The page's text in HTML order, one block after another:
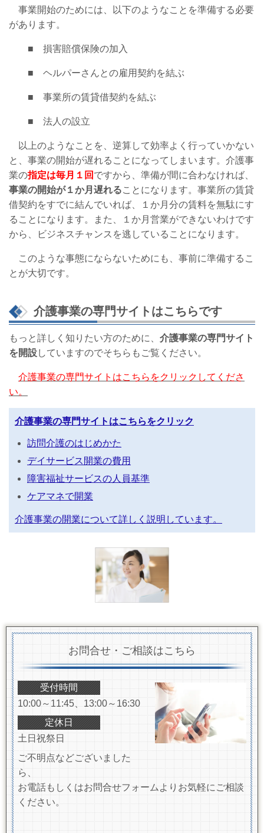
事業開始のためには、以下のようなことを準備する必要
があります。
■ 損害賠償保険の加入
■ ヘルパーさんとの雇用契約を結ぶ
■ 事業所の賃貸借契約を結ぶ
■ 法人の設立
以上のようなことを、逆算して効率よく行っていかない
と、事業の開始が遅れることになってしまいます。介護事
業の指定は毎月１回 ですから、準備が間に合わなければ、
事業の開始が１か月遅れることになります。事業所の賃貸
借契約をすでに結んでいれば、１か月分の賃料を無駄にす
ることになります。また、１か月営業ができないわけです
から、ビジネスチャンスを逃していることになります。
このような事態にならないためにも、事前に準備するこ
とが大切です。
介護事業の専門サイトはこちらです
もっと詳しく知りたい方のために、 介護事業の専門サイト
を開設していますのでそちらもご覧ください。
介護事業の専門サイトはこちらをクリックしてくださ
い。
介護事業の専門サイトはこちらをクリック
訪問介護のはじめかた
デイサービス開業の費用
障害福祉サービスの人員基準
ケアマネで開業
介護事業の開業について詳しく説明しています。
お問合せ・ご相談はこちら
受付時間
10:00～11:45、13:00～16:30
定休日
土日祝祭日
ご不明点などございました
ら、
お電話もしくはお問合せフォームよりお気軽にご相談
ください。